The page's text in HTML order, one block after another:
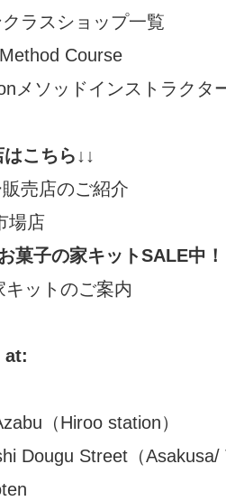
ラスショップ一覧
Course
メソッドインストラクタ
こちら↓↓
売店のご紹介
場店
菓子の家キットSALE中
ットのご案内
at:
（Hiroo station）
Dougu Street （